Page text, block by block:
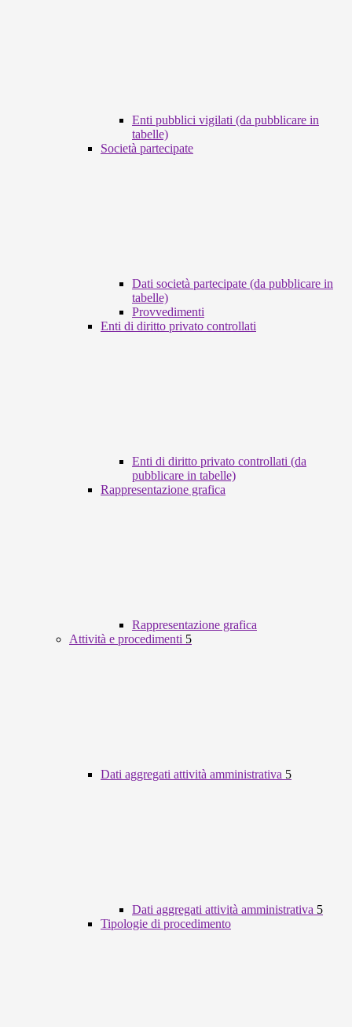
Enti pubblici vigilati (da pubblicare in
tabelle)
Società partecipate
Dati società partecipate (da pubblicare in
tabelle)
Provvedimenti
Enti di diritto privato controllati
Enti di diritto privato controllati (da
pubblicare in tabelle)
Rappresentazione grafica
Rappresentazione grafica
Attività e procedimenti 5
Dati aggregati attività amministrativa 5
Dati aggregati attività amministrativa 5
Tipologie di procedimento